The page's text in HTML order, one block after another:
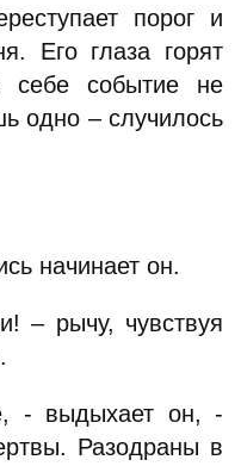
порог и
Его глаза горят
себе событие не
одно – случилось
начинает он.
– рычу, чувствуя
- выдыхает он, -
Разодраны в